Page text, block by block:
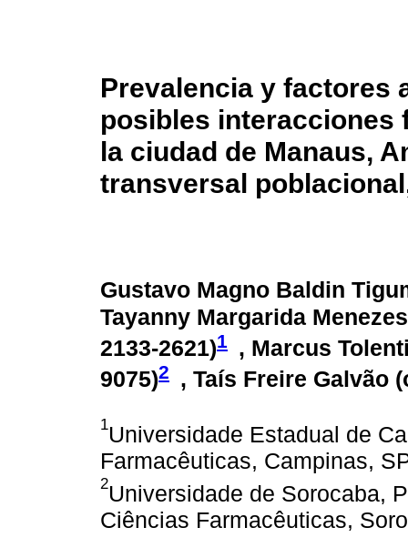
Prevalencia y factores
posibles interacciones
la ciudad de Manaus,
transversal
Gustavo Magno Baldin
Tayanny Margarida
2133-2621)1 , Marcus
9075)2 , Taís Freire Galvão (
1Universidade Estadual de
Farmacêuticas, Campinas,
2Universidade de Sorocaba,
Ciências Farmacêuticas,